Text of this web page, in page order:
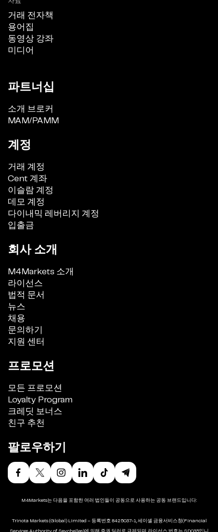
거래 전자책
용어집
동영상 강좌
미디어
파트너십
소개 브로커
MAM/PAMM
계정
거래 계정
Cent 계좌
이슬람 계정
데모 계정
다이내믹 레버리지 계정
입출금
회사 소개
M4Markets 소개
라이선스
법적 문서
뉴스
채용
문의하기
지원 센터
프로모션
모든 프로모션
Loyalty Program
크레딧 보너스
친구 추천
팔로우하기
M4Markets는 다음을 포함한 여러 법인들이 공동으로 사용하는 공동 브랜드입니다:
Trinota Markets (Global) Limited – 등록번호 8425037-1, 세이셸 금융서비스청(Financial
Services Authority of Seychelles)에 의해 증권 딜러로 규제되며, 라이선스 번호는 SD035입니